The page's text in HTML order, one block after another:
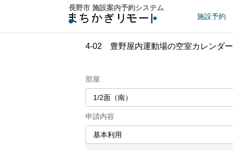
長野市 施設案内予約システム
施設予約
4-02 豊野屋内運動場の空室カレンダー
部屋
申請内容